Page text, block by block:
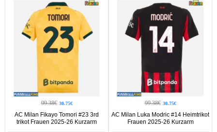
99.38€ 30.75€
AC Milan Fikayo Tomori #23 3rd
trikot Frauen 2025-26 Kurzarm
99.38€ 30.75€
AC Milan Luka Modric #14 Heimtrikot
Frauen 2025-26 Kurzarm